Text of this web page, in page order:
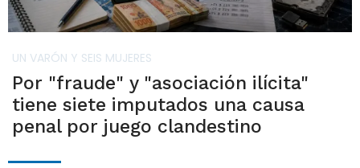
UN VARÓN Y SEIS MUJERES
Por "fraude" y "asociación ilícita"
tiene siete imputados una causa
penal por juego clandestino